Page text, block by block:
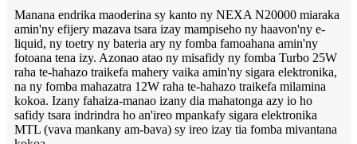
Manana endrika maoderina sy kanto ny NEXA N20000 miaraka
amin'ny efijery mazava tsara izay mampiseho ny haavon'ny e-
liquid, ny toetry ny bateria ary ny fomba famoahana amin'ny
fotoana tena izy. Azonao atao ny misafidy ny fomba Turbo 25W
raha te-hahazo traikefa mahery vaika amin'ny sigara elektronika,
na ny fomba mahazatra 12W raha te-hahazo traikefa milamina
kokoa. Izany fahaiza-manao izany dia mahatonga azy io ho
safidy tsara indrindra ho an'ireo mpankafy sigara elektronika
MTL (vava mankany am-bava) sy ireo izay tia fomba mivantana